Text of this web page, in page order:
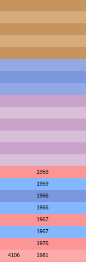
1959
1959
1966
1966
1967
1967
1976
4106 1981